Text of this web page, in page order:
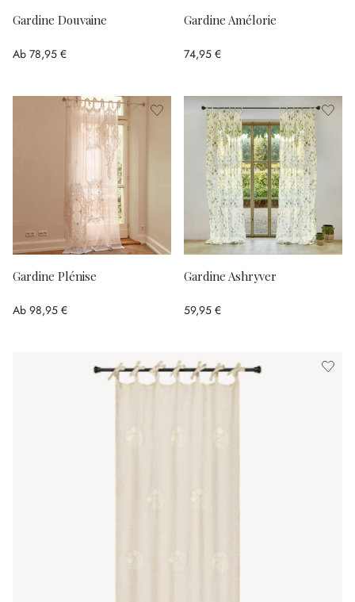
Gardine Douvaine
Ab 78,95 €
Gardine Amélorie
74,95 €
Gardine Plénise
Ab 98,95 €
Gardine Ashryver
59,95 €